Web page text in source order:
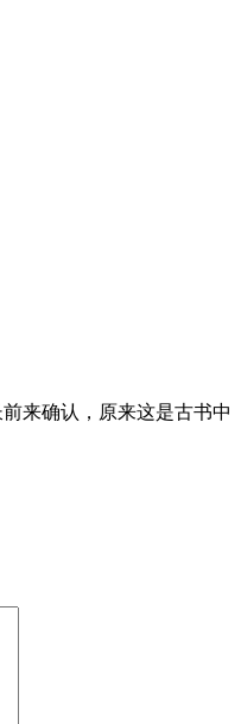
来确认，原来这是古书中